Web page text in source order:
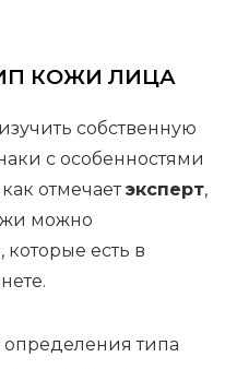
КОЖИ ЛИЦА
собственную
с особенностями
отмечаетэксперт,
можно
которые есть в
типа